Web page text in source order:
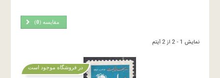
مقایسه (0
)
نمایش 1 - 2 از 2 آیتم
در فروشگاه موجود است